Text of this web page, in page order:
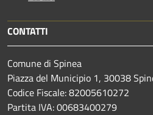
CONTATTI
Comune di Spinea
Piazza del Municipio 1, 30038
Codice Fiscale: 82005610272
Partita IVA: 00683400279